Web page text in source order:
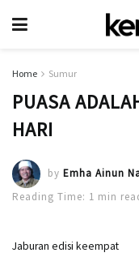
Home Sumur
PUASA
HARI
by Emha Ainun
Reading Time: 1 min
Jaburan edisi keempat